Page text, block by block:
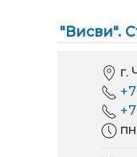
"Висви".
г.